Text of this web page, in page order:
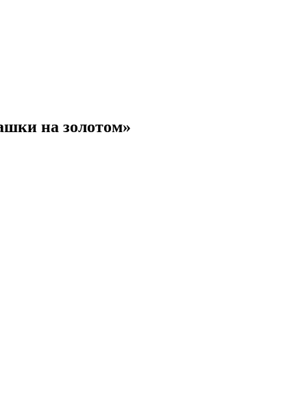
на золотом»